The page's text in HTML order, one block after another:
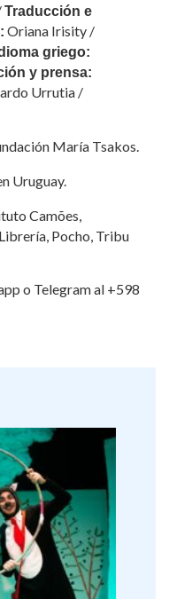
Traducción e
Oriana Irisity /
griego:
y prensa:
Urrutia /
María Tsakos.
Uruguay.
Camões,
Pocho, Tribu
o Telegram al +598